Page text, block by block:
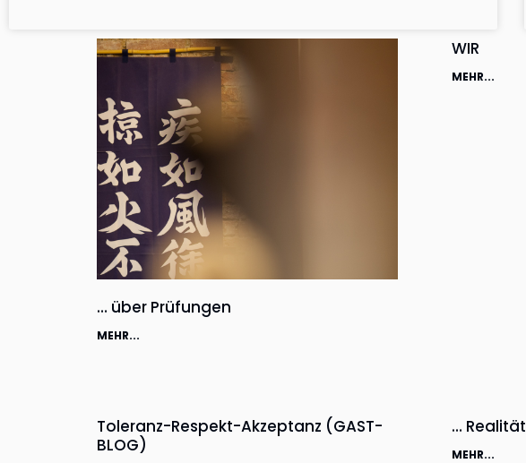
… über Prüfungen
MEHR...
WIR
MEHR...
Toleranz-Respekt-Akzeptanz (GAST-
BLOG)
… Realität
MEHR...